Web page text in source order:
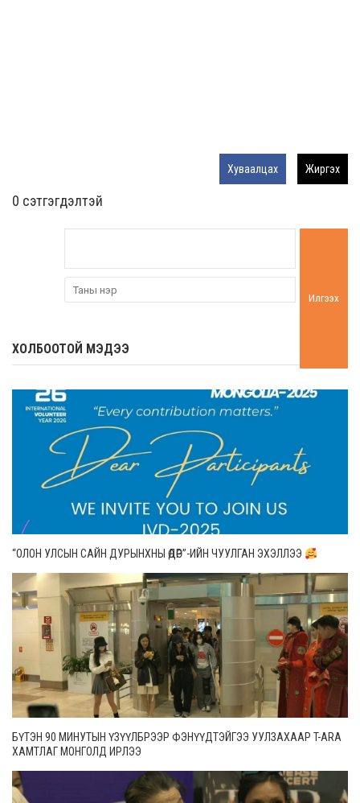
Хуваалцах Жиргэх
0 cэтгэгдэлтэй
Илгээх
ХОЛБООТОЙ МЭДЭЭ
“ОЛОН УЛСЫН САЙН ДУРЫНХНЫ ӨДӨР”-ИЙН ЧУУЛГАН ЭХЭЛЛЭЭ
БҮТЭН 90 МИНУТЫН ҮЗҮҮЛБРЭЭР ФЭНҮҮДТЭЙГЭЭ УУЛЗАХААР T-ARA
ХАМТЛАГ МОНГОЛД ИРЛЭЭ